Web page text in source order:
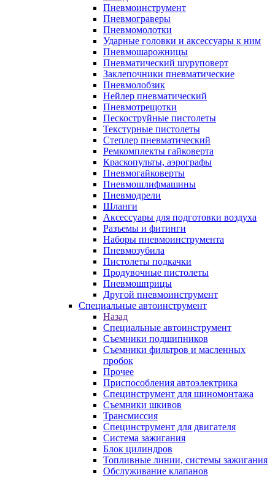
Пневмоинструмент
Пневмограверы
Пневмомолотки
Ударные головки и аксессуары к ним
Пневмошарожницы
Пневматический шуруповерт
Заклепочники пневматические
Пневмолобзик
Нейлер пневматический
Пневмотрещотки
Пескоструйные пистолеты
Текстурные пистолеты
Степлер пневматический
Ремкомплекты гайковерта
Краскопульты, аэрографы
Пневмогайковерты
Пневмошлифмашины
Пневмодрели
Шланги
Аксессуары для подготовки воздуха
Разъемы и фитинги
Наборы пневмоинструмента
Пневмозубила
Пистолеты подкачки
Продувочные пистолеты
Пневмошприцы
Другой пневмоинструмент
Специальные автоинструмент
Назад
Специальные автоинструмент
Съемники подшипников
Съемники фильтров и масленных
пробок
Прочее
Приспособления автоэлектрика
Специнструмент для шиномонтажа
Съемники шкивов
Трансмиссия
Специнструмент для двигателя
Система зажигания
Блок цилиндров
Топливные линии, системы зажигания
Обслуживание клапанов